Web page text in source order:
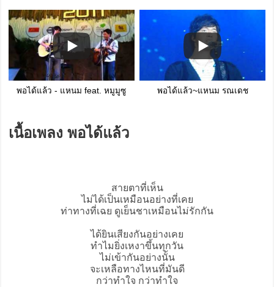
พอได้แล้ว - แหนม feat. หมูมูซู พอได้แล้ว~แหนม รณเดช
เนื้อเพลง พอได้แล้ว
สายตาที่เห็น
ไม่ได้เป็นเหมือนอย่างที่เคย
ท่าทางที่เฉย ดูเย็นชาเหมือนไม่รักกัน
ได้ยินเสียงกันอย่างเคย
ทำไมยิ่งเหงาขึ้นทุกวัน
ไม่เข้ากันอย่างนั้น
จะเหลือทางไหนที่มันดี
กว่าทำใจ กว่าทำใจ